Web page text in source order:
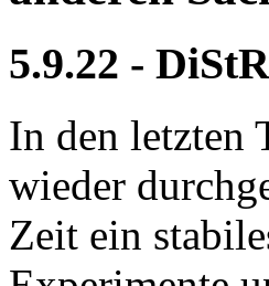
5.9.22 -
In den letzten
wieder
Zeit ein